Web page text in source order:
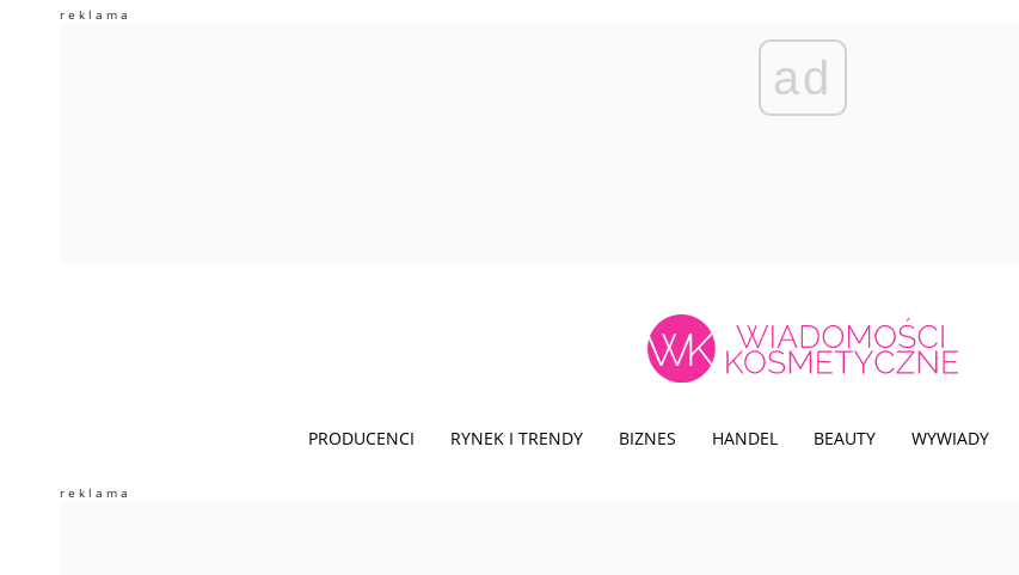
ad
PRODUCENCI RYNEK I TRENDY BIZNES HANDEL BEAUTY WYWIADY